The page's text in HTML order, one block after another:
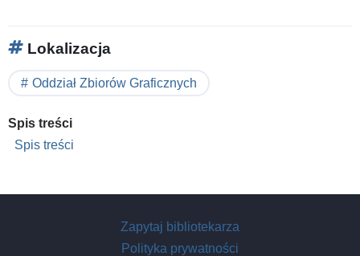
Lokalizacja
Oddział Zbiorów Graficznych
Spis treści
Spis treści
Zapytaj bibliotekarza
Polityka prywatności